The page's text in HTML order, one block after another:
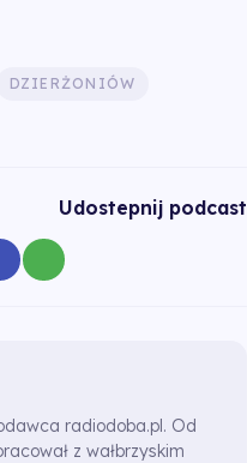
DZIERŻONIÓW
Udostepnij podcast
radiodoba.pl. Od
z wałbrzyskim